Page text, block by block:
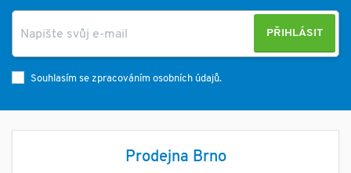
PŘIHLÁSIT
Souhlasím se zpracováním osobních údajů.
Prodejna Brno